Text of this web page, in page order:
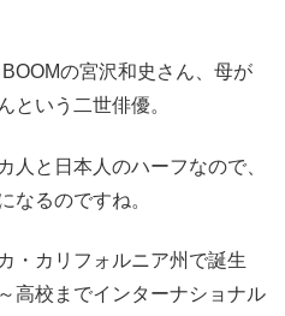
の宮沢和史さん、母が
という二世俳優。
人と日本人のハーフなので、
なるのですね。
・カリフォルニア州で誕生
高校までインターナショナル